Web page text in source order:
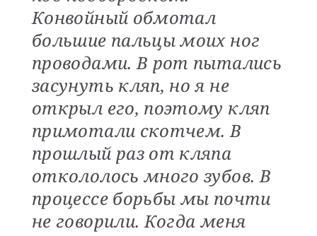
Конвойный обмотал
большие пальцы моих ног
проводами. В рот пытались
засунуть кляп, но я не
открыл его, поэтому кляп
примотали скотчем. В
прошлый раз от кляпа
откололось много зубов. В
процессе борьбы мы почти
не говорили. Когда меня